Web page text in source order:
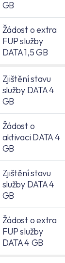
GB
Žádost o extra
FUP služby
DATA 1,5 GB
Zjištění stavu
služby DATA 4
GB
Žádost o
aktivaci DATA 4
GB
Zjištění stavu
služby DATA 4
GB
Žádost o extra
FUP služby
DATA 4 GB